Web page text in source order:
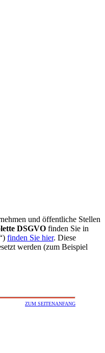
und öffentliche Stellen
DSGVO finden Sie in
finden Sie hier. Diese
werden (zum Beispiel
ZUM SEITENANFANG